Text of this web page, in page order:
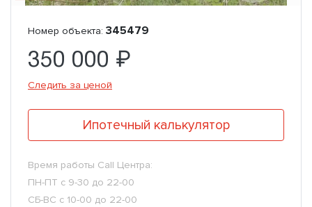
Номер объекта: 345479
350 000 ₽
Следить за ценой
Ипотечный калькулятор
Время работы Call Центра:
ПН-ПТ с 9-30 до 22-00
СБ-ВС с 10-00 до 22-00